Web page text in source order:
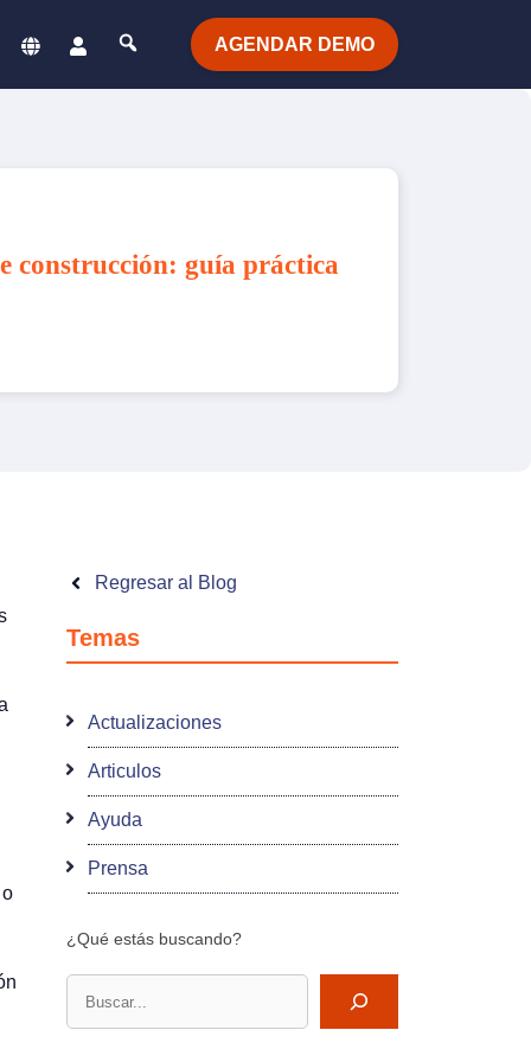
AGENDAR DEMO
construcción: guía práctica
Regresar al Blog
Temas
Actualizaciones
Articulos
Ayuda
Prensa
¿Qué estás buscando?